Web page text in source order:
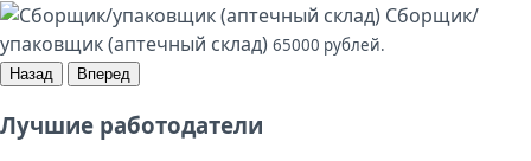
Сборщик/
упаковщик (аптечный склад) 65000 рублей.
Назад Вперед
Лучшие работодатели